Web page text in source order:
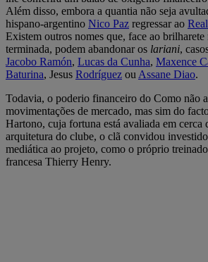
Além disso, embora a quantia não seja
hispano-argentino Nico Paz regressar ao
Existem outros nomes que, face ao brilharete
terminada, podem abandonar os lariani,
Jacobo Ramón, Lucas da Cunha, Maxence
Baturina, Jesus Rodríguez ou Assane Diao.
Todavia, o poderio financeiro do Como não
movimentações de mercado, mas sim do
Hartono, cuja fortuna está avaliada em
arquitetura do clube, o clã convidou
mediática ao projeto, como o próprio
francesa Thierry Henry.